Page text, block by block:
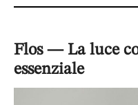
Flos — La luce
essenziale